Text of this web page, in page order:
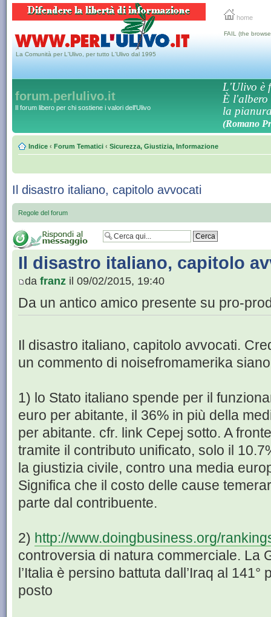
home
La Comunità per L'Ulivo, per tutto L'Ulivo dal 1995
FAIL (the
forum.perlulivo.it
Il forum libero per chi sostiene i valori dell'Ulivo
L'Ulivo è
È l'albero
la
(Romano
Indice ‹ Forum Tematici ‹ Sicurezza, Giustizia, Informazione
Il disastro italiano, capitolo avvocati
Regole del forum
Il disastro italiano, capitolo
da franz il 09/02/2015, 19:40
Da un antico amico presente su pro-
Il disastro italiano, capitolo avvocati.
un commento di noisefromamerika
1) lo Stato italiano spende per il
euro per abitante, il 36% in più della
per abitante. cfr. link Cepej sotto. A
tramite il contributo unificato, solo il
la giustizia civile, contro una media
Significa che il costo delle cause
parte dal contribuente.
2) http://www.doingbusiness.org/
controversia di natura commerciale. La
l’Italia è persino battuta dall’Iraq al 141°
posto